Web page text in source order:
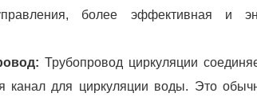
более эффективная и
Трубопровод циркуляции
канал для циркуляции воды. Это